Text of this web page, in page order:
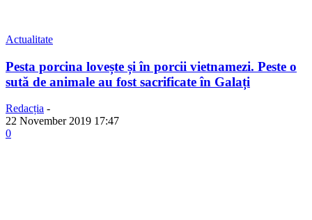
Actualitate
Pesta porcina lovește și în porcii vietnamezi. Peste o
sută de animale au fost sacrificate în Galați
Redacția -
22 November 2019 17:47
0